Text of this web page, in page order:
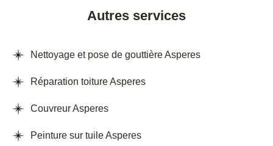
Autres services
Nettoyage et pose de gouttière Asperes
Réparation toiture Asperes
Couvreur Asperes
Peinture sur tuile Asperes